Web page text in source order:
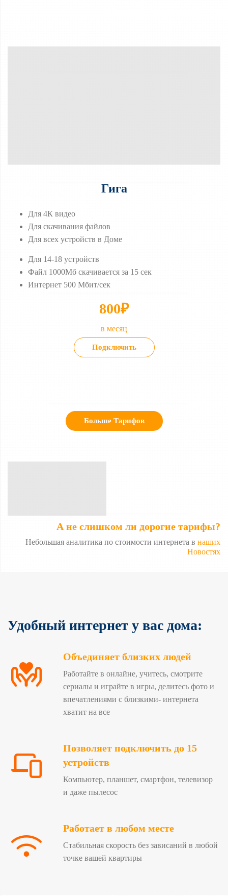
Гига
Для 4К видео
Для скачивания файлов
Для всех устройств в Доме
Для 14-18 устройств
Файл 1000Мб скачивается за 15 сек
Интернет 500 Мбит/сек
800₽
в месяц
Подключить
Больше Тарифов
А не слишком ли дорогие тарифы?
Небольшая аналитика по стоимости интернета в наших
Новостях
Удобный интернет у вас дома:
Объединяет близких людей
Работайте в онлайне, учитесь, смотрите
сериалы и играйте в игры, делитесь фото и
впечатлениями с близкими- интернета
хватит на все
Позволяет подключить до 15
устройств
Компьютер, планшет, смартфон, телевизор
и даже пылесос
Работает в любом месте
Стабильная скорость без зависаний в любой
точке вашей квартиры